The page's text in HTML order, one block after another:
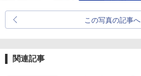
この写真の記事へ
関連記事